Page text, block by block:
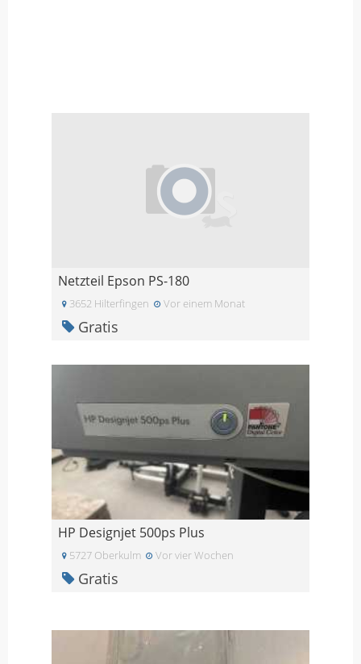
Netzteil Epson PS-180
3652 Hilterfingen Vor einem Monat
Gratis
HP Designjet 500ps Plus
5727 Oberkulm Vor vier Wochen
Gratis